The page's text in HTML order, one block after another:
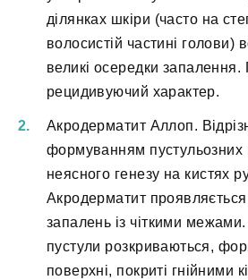
ділянках шкіри (часто на
волосистій частині голови)
великі осередки запалення.
рецидивуючий характер.
Акродерматит Аллоп.
формуванням пустульозних
неясного генезу на кистях
Акродерматит
запалень із чіткими
пустули розкриваються,
поверхні, покриті гнійними